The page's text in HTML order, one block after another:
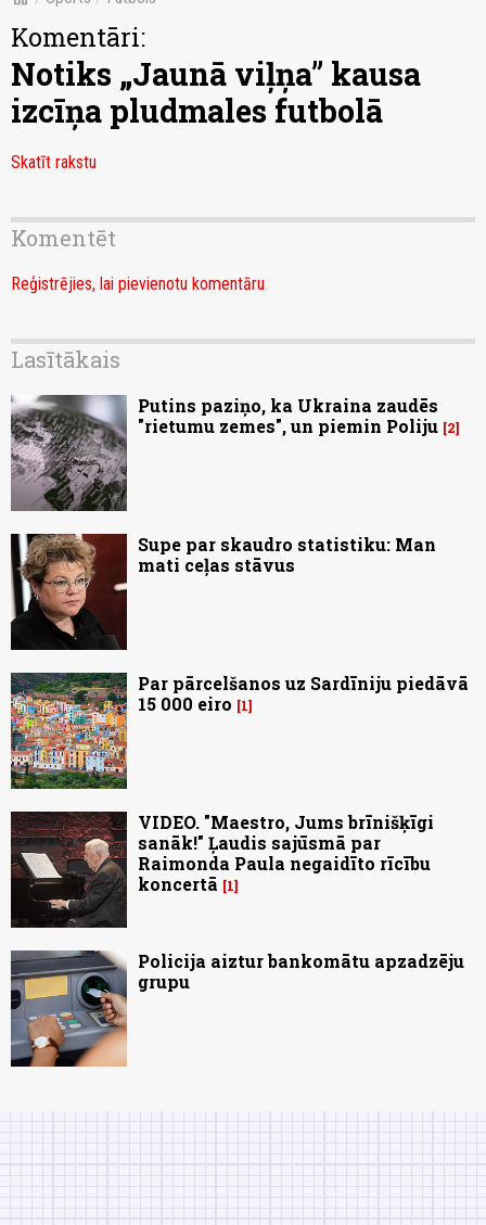
Komentāri:
Notiks „Jaunā viļņa” kausa
izcīņa pludmales futbolā
Skatīt rakstu
Komentēt
Reģistrējies, lai pievienotu komentāru
Lasītākais
Putins paziņo, ka Ukraina zaudēs
"rietumu zemes", un piemin Poliju 2
Supe par skaudro statistiku: Man
mati ceļas stāvus
Par pārcelšanos uz Sardīniju piedāvā
15 000 eiro
1
VIDEO. "Maestro, Jums brīnišķīgi
sanāk!" Ļaudis sajūsmā par
Raimonda Paula negaidīto rīcību
koncertā
1
Policija aiztur bankomātu apzadzēju
grupu